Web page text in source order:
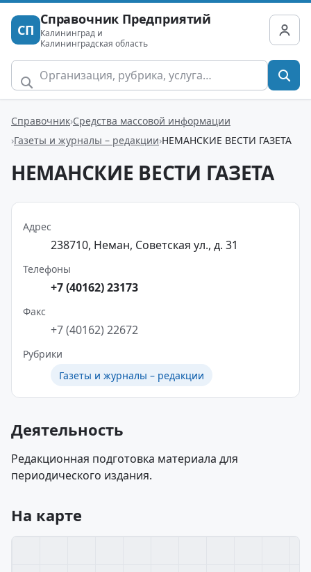
СП
Справочник Предприятий
Калининград и
Калининградская область
Справочник Средства массовой информации
Газеты и журналы – редакции НЕМАНСКИЕ ВЕСТИ ГАЗЕТА
НЕМАНСКИЕ ВЕСТИ ГАЗЕТА
Адрес
238710, Неман, Советская ул., д. 31
Телефоны
+7 (40162) 23173
Факс
+7 (40162) 22672
Рубрики
Газеты и журналы – редакции
Деятельность
Редакционная подготовка материала для
периодического издания.
На карте